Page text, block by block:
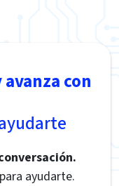
con
ayudarte.